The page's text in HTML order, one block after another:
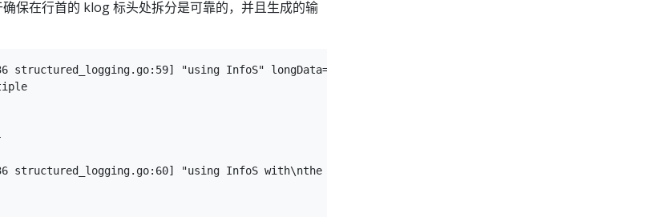
保在行首的 klog 标头处拆分是可靠的，并且生成的输
structured_logging.go:59] "using InfoS" longData=<
structured_logging.go:60] "using InfoS with\nthe message across multiple lines" int=1 stringData=<